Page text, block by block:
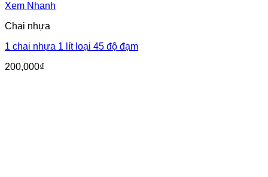
Xem Nhanh
Chai nhựa
1 chai nhựa 1 lít loại 45 độ đạm
200,000₫